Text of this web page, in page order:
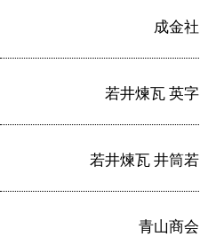
成金社
若井煉瓦 英字
若井煉瓦 井筒若
青山商会